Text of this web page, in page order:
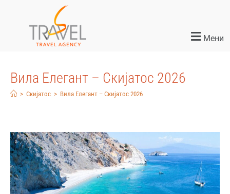
Мени
Вила Елегант – Скијатос 2026
> Скијатос > Вила Елегант – Скијатос 2026